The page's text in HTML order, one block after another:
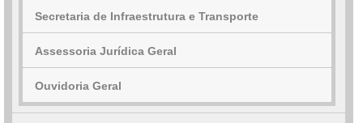
Secretaria de Infraestrutura e Transporte
Assessoria Jurídica Geral
Ouvidoria Geral